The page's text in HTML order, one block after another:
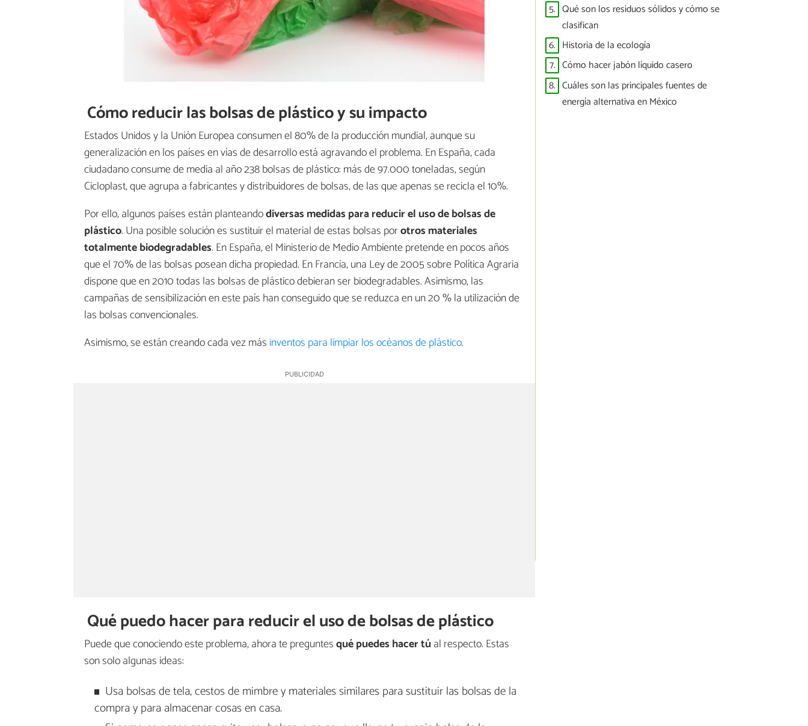
Cómo reducir las bolsas de plástico y su impacto
Estados Unidos y la Unión Europea consumen el 80% de la producción mundial, aunque su
generalización en los países en vías de desarrollo está agravando el problema. En España, cada
ciudadano consume de media al año 238 bolsas de plástico: más de 97.000 toneladas, según
Cicloplast, que agrupa a fabricantes y distribuidores de bolsas, de las que apenas se recicla el 10%.
Por ello, algunos países están planteandodiversas medidas para reducir el uso de bolsas de
plástico. Una posible solución es sustituir el material de estas bolsas porotros materiales
totalmente biodegradables. En España, el Ministerio de Medio Ambiente pretende en pocos años
que el 70% de las bolsas posean dicha propiedad. En Francia, una Ley de 2005 sobre Política Agraria
dispone que en 2010 todas las bolsas de plástico debieran ser biodegradables. Asimismo, las
campañas de sensibilización en este país han conseguido que se reduzca en un 20 % la utilización de
las bolsas convencionales.
Asimismo, se están creando cada vez más inventos para limpiar los océanos de plástico.
Qué puedo hacer para reducir el uso de bolsas de plástico
Puede que conociendo este problema, ahora te preguntesqué puedes hacer túal respecto. Estas
son solo algunas ideas:
Usa bolsas de tela, cestos de mimbre y materiales similares para sustituir las bolsas de la
compra y para almacenar cosas en casa.
5. Qué son los residuos sólidos y cómo se
clasifican
6. Historia de la ecología
7. Cómo hacer jabón líquido casero
8. Cuáles son las principales fuentes de
energía alternativa en México